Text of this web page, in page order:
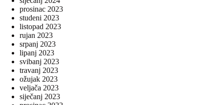
prosinac 2023
studeni 2023
listopad 2023
rujan 2023
srpanj 2023
lipanj 2023
svibanj 2023
travanj 2023
ožujak 2023
veljača 2023
siječanj 2023